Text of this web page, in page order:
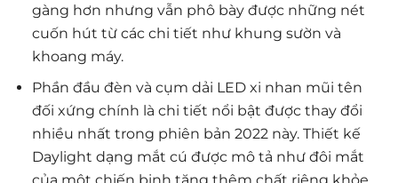
gàng hơn nhưng vẫn phô bày được những nét
cuốn hút từ các chi tiết như khung sườn và
khoang máy.
Phần đầu đèn và cụm dải LED xi nhan mũi tên
đối xứng chính là chi tiết nổi bật được thay đổi
nhiều nhất trong phiên bản 2022 này. Thiết kế
Daylight dạng mắt cú được mô tả như đôi mắt